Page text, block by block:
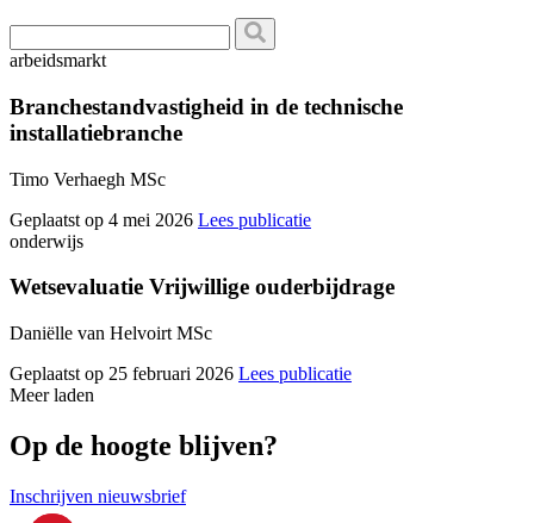
arbeidsmarkt
Branchestandvastigheid in de technische
installatiebranche
Timo Verhaegh MSc
Geplaatst op 4 mei 2026 Lees publicatie
onderwijs
Wetsevaluatie Vrijwillige ouderbijdrage
Daniëlle van Helvoirt MSc
Geplaatst op 25 februari 2026 Lees publicatie
Meer laden
Op de hoogte blijven?
Inschrijven nieuwsbrief